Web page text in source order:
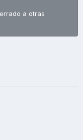
a otras